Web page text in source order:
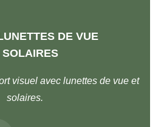
DE VUE
SOLAIRES
visuel avec lunettes de vue et
solaires.